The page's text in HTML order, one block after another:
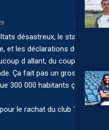
désastreux, le stade
et les déclarations du
d allant, du coup bien
Ça fait pas un gros
300 000 habitants ça
le rachat du club ?!